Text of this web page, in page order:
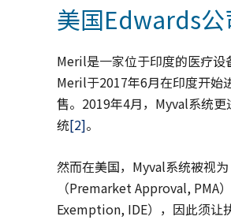
美国Edwards
Meril是一家位于印度的医疗设
Meril于2017年6月在印度开始
售。2019年4月，Myval系统
统[2]。
然而在美国，Myval系统被视
（Premarket Approval,
Exemption, IDE），因此须让